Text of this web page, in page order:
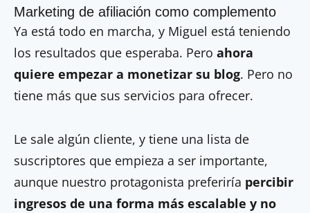
Marketing de afiliación como complemento
Ya está todo en marcha, y Miguel está teniendo
los resultados que esperaba. Pero ahora
quiere empezar a monetizar su blog. Pero no
tiene más que sus servicios para ofrecer.
Le sale algún cliente, y tiene una lista de
suscriptores que empieza a ser importante,
aunque nuestro protagonista preferiría percibir
ingresos de una forma más escalable y no